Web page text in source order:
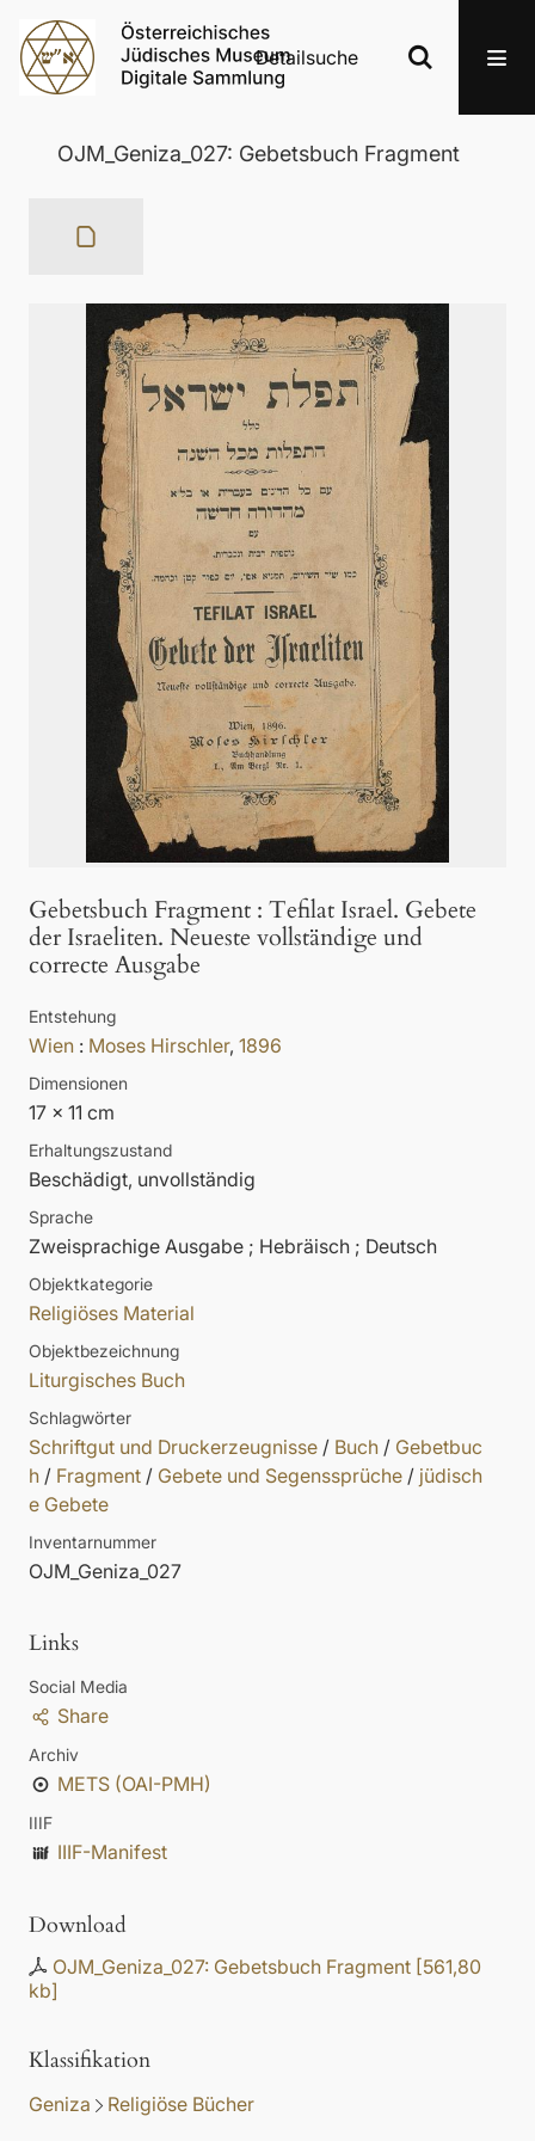
Detailsuche
OJM_Geniza_027: Gebetsbuch Fragment
Gebetsbuch Fragment : Tefilat Israel. Gebete
der Israeliten. Neueste vollständige und
correcte Ausgabe
Entstehung
Wien : Moses Hirschler, 1896
Dimensionen
17 x 11 cm
Erhaltungszustand
Beschädigt, unvollständig
Sprache
Zweisprachige Ausgabe ; Hebräisch ; Deutsch
Objektkategorie
Religiöses Material
Objektbezeichnung
Liturgisches Buch
Schlagwörter
Schriftgut und Druckerzeugnisse / Buch / Gebetbuc
h / Fragment / Gebete und Segenssprüche / jüdisch
e Gebete
Inventarnummer
OJM_Geniza_027
Links
Social Media
Share
Archiv
METS (OAI-PMH)
IIIF
IIIF-Manifest
Download
OJM_Geniza_027: Gebetsbuch Fragment [561,80
kb]
Klassifikation
Geniza Religiöse Bücher